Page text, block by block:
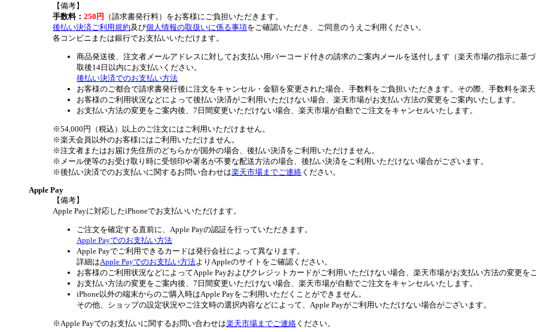
【備考】
手数料： 250円
（請求書発行料）をお客様にご負担いただきます。
後払い決済ご利用規約及び個人情報の取扱いに係る事項をご確認いただき、ご同意のうえご利用ください。
各コンビニまたは銀行でお支払いいただけます。
商品発送後、注文者メールアドレスに対してお支払い用バーコード付きの請求のご案内メールを送付します（楽天市場の指示に基
取後14日以内にお支払いください。
後払い決済でのお支払い方法
お客様のご都合で請求書発行後に注文をキャンセル・金額を変更された場合、手数料をご負担いただきます。その際、手数料を楽
お客様のご利用状況などによって後払い決済がご利用いただけない場合、楽天市場がお支払い方法の変更をご案内いたします。
お支払い方法の変更をご案内後、7日間変更いただけない場合、楽天市場が自動でご注文をキャンセルいたします。
※54,000円（税込）以上のご注文にはご利用いただけません。
※楽天会員以外のお客様にはご利用いただけません。
※注文者またはお届け先住所のどちらかが国外の場合、後払い決済をご利用いただけません。
※メール便等のお受け取り時に受領印や署名が不要な配送方法の場合、後払い決済をご利用いただけない場合がございます。
※後払い決済でのお支払いに関するお問い合わせは楽天市場までご連絡 ください。
Apple Pay
【備考】
Apple Payに対応したiPhoneでお支払いいただけます。
ご注文を確定する直前に、Apple Payの認証を行っていただきます。
Apple Payでのお支払い方法
Apple Payでご利用できるカードは発行会社によって異なります。
詳細はApple Payでのお支払い方法よりAppleのサイトをご確認ください。
お客様のご利用状況などによってApple Payおよびクレジットカードがご利用いただけない場合、楽天市場がお支払い方法の変更
お支払い方法の変更をご案内後、7日間変更いただけない場合、楽天市場が自動でご注文をキャンセルいたします。
iPhone以外の端末からのご購入時はApple Payをご利用いただくことができません。
その他、ショップの設定状況やご注文時の選択内容などによって、Apple Payがご利用いただけない場合がございます。
※Apple Payでのお支払いに関するお問い合わせは楽天市場までご連絡 ください。